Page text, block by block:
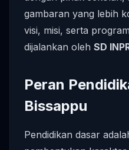
gambaran yang lebih
visi, misi, serta
dijalankan oleh SD
Peran
Bissappu
Pendidikan dasar